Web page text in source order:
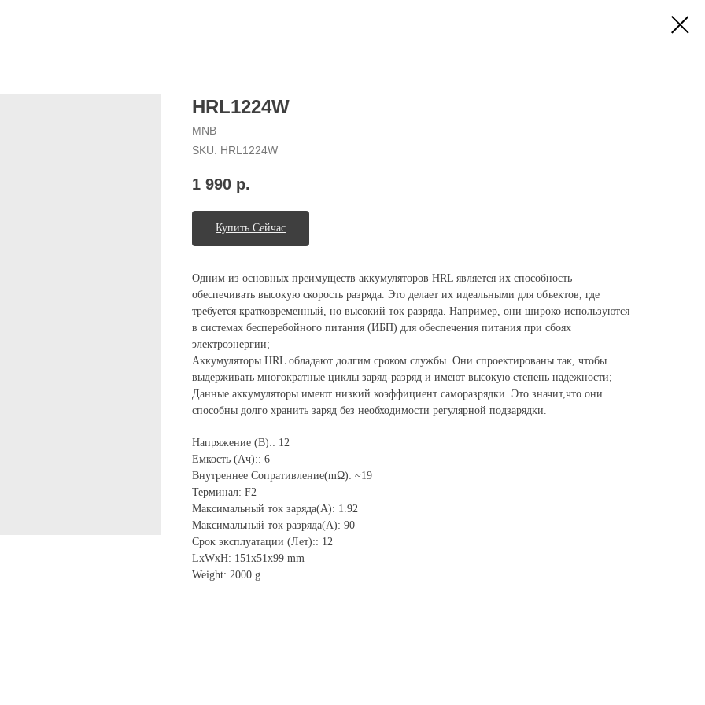
HRL1224W
MNB
SKU: HRL1224W
1 990 р.
Купить Сейчас
Одним из основных преимуществ аккумуляторов HRL является их способность
обеспечивать высокую скорость разряда. Это делает их идеальными для объектов, где
требуется кратковременный, но высокий ток разряда. Например, они широко используются
в системах бесперебойного питания (ИБП) для обеспечения питания при сбоях
электроэнергии;
Аккумуляторы HRL обладают долгим сроком службы. Они спроектированы так, чтобы
выдерживать многократные циклы заряд-разряд и имеют высокую степень надежности;
Данные аккумуляторы имеют низкий коэффициент саморазрядки. Это значит,что они
способны долго хранить заряд без необходимости регулярной подзарядки.
Напряжение (В):: 12
Емкость (Ач):: 6
Внутреннее Сопративление(mΩ): ~19
Терминал: F2
Максимальный ток заряда(А): 1.92
Максимальный ток разряда(А): 90
Срок эксплуатации (Лет):: 12
LxWxH: 151x51x99 mm
Weight: 2000 g